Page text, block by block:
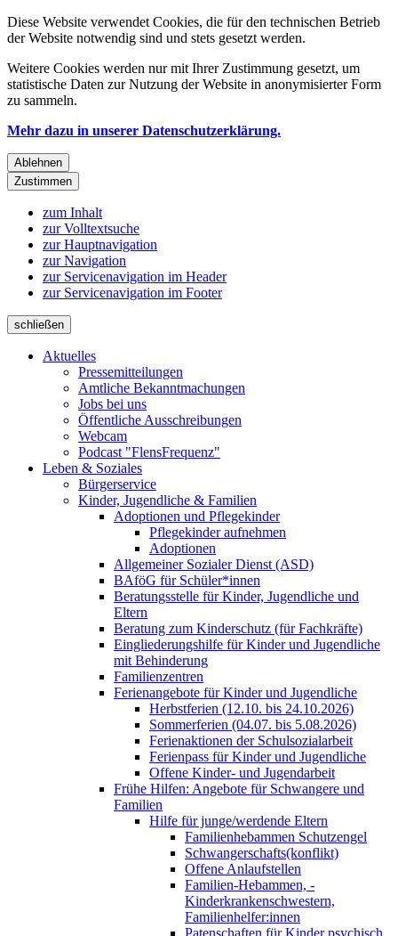
Diese Website verwendet Cookies, die für den technischen Betrieb
der Website notwendig sind und stets gesetzt werden.
Weitere Cookies werden nur mit Ihrer Zustimmung gesetzt, um
statistische Daten zur Nutzung der Website in anonymisierter Form
zu sammeln.
Mehr dazu in unserer Datenschutzerklärung.
Ablehnen
Zustimmen
zum Inhalt
zur Volltextsuche
zur Hauptnavigation
zur Navigation
zur Servicenavigation im Header
zur Servicenavigation im Footer
schließen
Aktuelles
Pressemitteilungen
Amtliche Bekanntmachungen
Jobs bei uns
Öffentliche Ausschreibungen
Webcam
Podcast "FlensFrequenz"
Leben & Soziales
Bürgerservice
Kinder, Jugendliche & Familien
Adoptionen und Pflegekinder
Pflegekinder aufnehmen
Adoptionen
Allgemeiner Sozialer Dienst (ASD)
BAföG für Schüler*innen
Beratungsstelle für Kinder, Jugendliche und
Eltern
Beratung zum Kinderschutz (für Fachkräfte)
Eingliederungshilfe für Kinder und Jugendliche
mit Behinderung
Familienzentren
Ferienangebote für Kinder und Jugendliche
Herbstferien (12.10. bis 24.10.2026)
Sommerferien (04.07. bis 5.08.2026)
Ferienaktionen der Schulsozialarbeit
Ferienpass für Kinder und Jugendliche
Offene Kinder- und Jugendarbeit
Frühe Hilfen: Angebote für Schwangere und
Familien
Hilfe für junge/werdende Eltern
Familienhebammen Schutzengel
Schwangerschafts(konflikt)
Offene Anlaufstellen
Familien-Hebammen, -
Kinderkrankenschwestern,
Familienhelfer:innen
Patenschaften für Kinder psychisch